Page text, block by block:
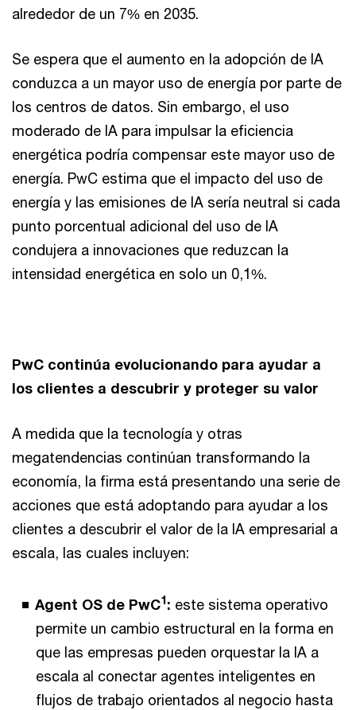
alrededor de un 7% en 2035.
Se espera que el aumento en la adopción de IA
conduzca a un mayor uso de energía por parte de
los centros de datos. Sin embargo, el uso
moderado de IA para impulsar la eficiencia
energética podría compensar este mayor uso de
energía. PwC estima que el impacto del uso de
energía y las emisiones de IA sería neutral si cada
punto porcentual adicional del uso de IA
condujera a innovaciones que reduzcan la
intensidad energética en solo un 0,1%.
PwC continúa evolucionando para ayudar a
los clientes a descubrir y proteger su valor
A medida que la tecnología y otras
megatendencias continúan transformando la
economía, la firma está presentando una serie de
acciones que está adoptando para ayudar a los
clientes a descubrir el valor de la IA empresarial a
escala, las cuales incluyen:
Agent OS de PwC1: este sistema operativo
permite un cambio estructural en la forma en
que las empresas pueden orquestar la IA a
escala al conectar agentes inteligentes en
flujos de trabajo orientados al negocio hasta